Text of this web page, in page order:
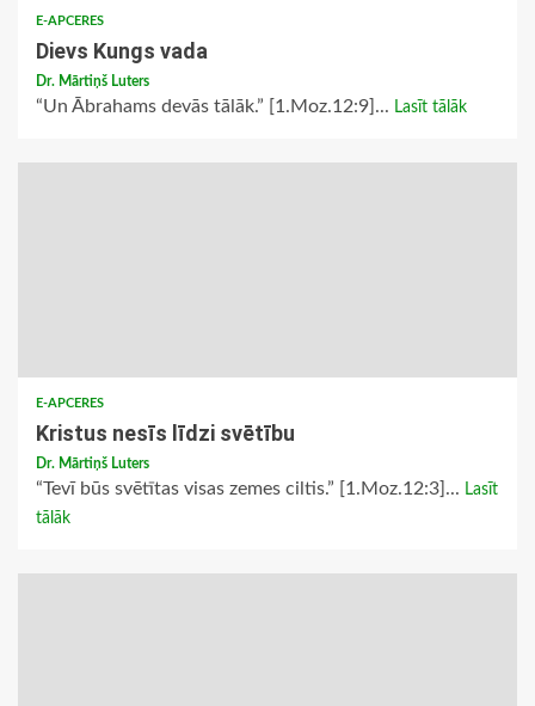
E-APCERES
Dievs Kungs vada
Dr. Mārtiņš Luters
“Un Ābrahams devās tālāk.” [1.Moz.12:9]... Lasīt tālāk
E-APCERES
Kristus nesīs līdzi svētību
Dr. Mārtiņš Luters
“Tevī būs svētītas visas zemes ciltis.” [1.Moz.12:3]... Lasīt
tālāk